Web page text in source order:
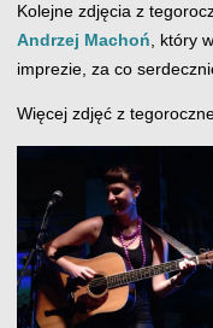
Kolejne zdjęcia z
Andrzej Machoń , który
imprezie, za co
Więcej zdjęć z